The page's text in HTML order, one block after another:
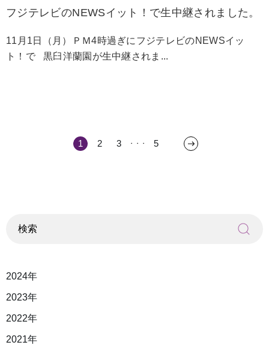
フジテレビのNEWSイット！で生中継されました。
11月1日（月）ＰＭ4時過ぎにフジテレビのNEWSイッ
ト！で 黒臼洋蘭園が生中継されま...
1 2 3 ・・・ 5
2024年
2023年
2022年
2021年